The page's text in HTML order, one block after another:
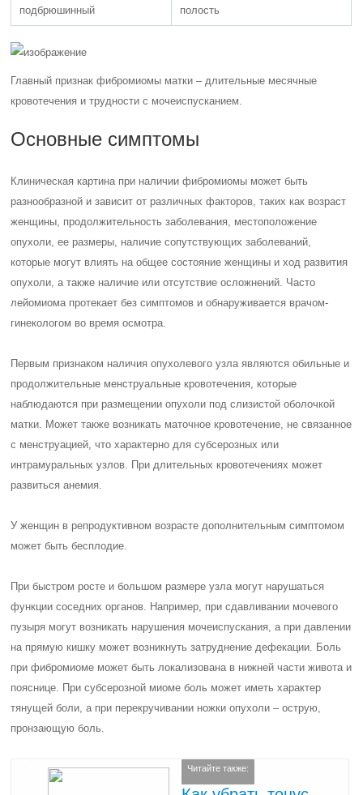
подбрюшинный
полость
Главный признак фибромиомы матки – длительные месячные
кровотечения и трудности с мочеиспусканием.
Основные симптомы
Клиническая картина при наличии фибромиомы может быть
разнообразной и зависит от различных факторов, таких как возраст
женщины, продолжительность заболевания, местоположение
опухоли, ее размеры, наличие сопутствующих заболеваний,
которые могут влиять на общее состояние женщины и ход развития
опухоли, а также наличие или отсутствие осложнений. Часто
лейомиома протекает без симптомов и обнаруживается врачом-
гинекологом во время осмотра.
Первым признаком наличия опухолевого узла являются обильные и
продолжительные менструальные кровотечения, которые
наблюдаются при размещении опухоли под слизистой оболочкой
матки. Может также возникать маточное кровотечение, не связанное
с менструацией, что характерно для субсерозных или
интрамуральных узлов. При длительных кровотечениях может
развиться анемия.
У женщин в репродуктивном возрасте дополнительным симптомом
может быть бесплодие.
При быстром росте и большом размере узла могут нарушаться
функции соседних органов. Например, при сдавливании мочевого
пузыря могут возникать нарушения мочеиспускания, а при давлении
на прямую кишку может возникнуть затруднение дефекации. Боль
при фибромиоме может быть локализована в нижней части живота и
пояснице. При субсерозной миоме боль может иметь характер
тянущей боли, а при перекручивании ножки опухоли – острую,
пронзающую боль.
Читайте также: